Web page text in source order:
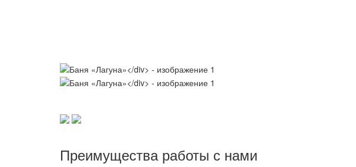
Преимущества работы с нами